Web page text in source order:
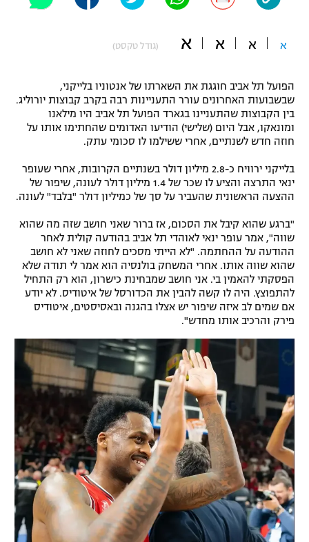
תקנון משתתפים וזוכים בפרסים
תקנון עבור פעילות אלקטרה
תקנון עבור פעילות ספורט 1 – "מרלן"
טניס
מדיניות פרטיות
תקנון פעילות ספורט 1
רשיון להקרנה פומבית לבית עסק
הצטרפות לחבילת הערוצים
לוח דרושים – ג'ובנט
תגיות
המגזין
כדורמים
פוטבול אמריקאי NFL
ספורט אתגרי ואקסטרים
אומנויות לחימה
גיימינג E-Sports
א א א א (גודל טקסט)
הפועל תל אביב חוגגת את השארתו של אנטוניו בלייקני,
שבשבועות האחרונים עורר התעניינות רבה בקרב קבוצות יורוליג.
בין הקבוצות שהתעניינו בגארד הפועל תל אביב היו מילאנו
ומונאקו, אבל היום (שלישי) הודיעו האדומים שהחתימו אותו על
חוזה חדש לשנתיים, אחרי ששילמו לו סכומי עתק.
בלייקני ירוויח כ-2.8 מיליון דולר בשנתיים הקרובות, אחרי שעופר
ינאי התרצה והציע לו שכר של 1.4 מיליון דולר לעונה, שיפור של
ההצעה הראשונית שהעביר על סך של כמיליון דולר "בלבד" לעונה.
"ברגע שהוא קיבל את הסכום, אז ברור שאני חושב שזה מה שהוא
שווה", אמר עופר ינאי לאוהדי תל אביב בהודעה קולית לאחר
ההודעה על ההחתמה. "לא הייתי מסכים לחוזה שאני לא חושב
שהוא שווה אותו. אחרי המשחק בולנסיה הוא אמר לי תודה שלא
הפסקתי להאמין בי. אני חושב שמבחינת כישרון, הוא רק התחיל
להתפוצץ. היה לו קשה להבין את הכדורסל של איטודיס. לא יודע
אם שמים לב איזה שיפור יש אצלו בהגנה ובאסיסטים, איטודיס
פירק והרכיב אותו מחדש".